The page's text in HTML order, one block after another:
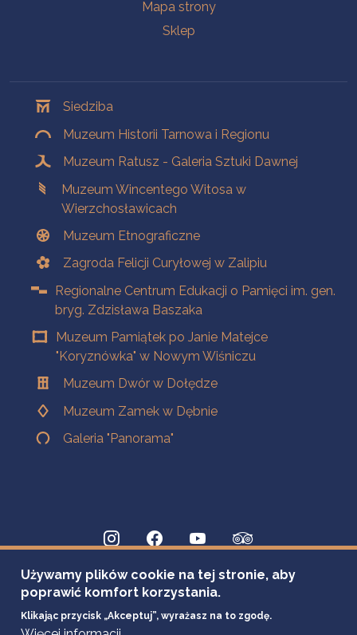
Mapa strony
Sklep
Siedziba
Muzeum Historii Tarnowa i Regionu
Muzeum Ratusz - Galeria Sztuki Dawnej
Muzeum Wincentego Witosa w
Wierzchosławicach
Muzeum Etnograficzne
Zagroda Felicji Curyłowej w Zalipiu
Regionalne Centrum Edukacji o Pamięci im. gen.
bryg. Zdzisława Baszaka
Muzeum Pamiątek po Janie Matejce
"Koryznówka" w Nowym Wiśniczu
Muzeum Dwór w Dołędze
Muzeum Zamek w Dębnie
Galeria "Panorama"
Używamy plików cookie na tej stronie, aby
poprawić komfort korzystania.
Klikając przycisk „Akceptuj”, wyrażasz na to zgodę.